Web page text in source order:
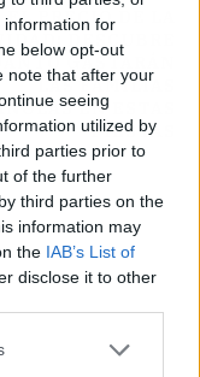
information for
below opt-out
note that after your
seeing
utilized by
parties prior to
of the further
third parties on the
information may
the IAB’s List of
disclose it to other
EL PRECIO DE LA
DESCUBRE
GASTARÁN
LAS FAMILIAS
EN ESTAS
FIESTAS